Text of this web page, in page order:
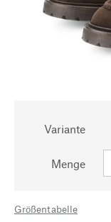
Variante
Menge
Größentabelle